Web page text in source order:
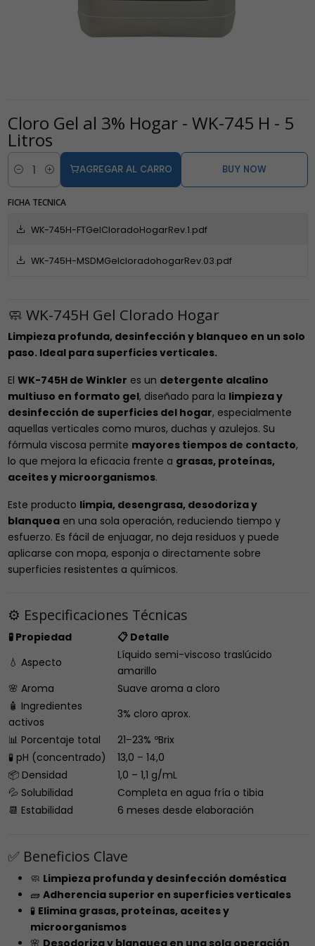
Cloro Gel al 3% Hogar - WK-745 H - 5
Litros
Cantidad
AGREGAR AL CARRO BUY NOW
FICHA TECNICA
WK-745H-FTGelCloradoHogarRev.1.pdf
WK-745H-MSDMGelcloradohogarRev.03.pdf
🧼 WK-745H Gel Clorado Hogar
Limpieza profunda, desinfección y blanqueo en un solo
paso. Ideal para superficies verticales.
El WK-745H de Winkler es un detergente alcalino
multiuso en formato gel, diseñado para la limpieza y
desinfección de superficies del hogar, especialmente
aquellas verticales como muros, duchas y azulejos. Su
fórmula viscosa permite mayores tiempos de contacto,
lo que mejora la eficacia frente a grasas, proteínas,
aceites y microorganismos.
Este producto limpia, desengrasa, desodoriza y
blanqueaen una sola operación, reduciendo tiempo y
esfuerzo. Es fácil de enjuagar, no deja residuos y puede
aplicarse con mopa, esponja o directamente sobre
superficies resistentes a químicos.
⚙️ Especificaciones Técnicas
🧪 Propiedad
📋 Detalle
💧 Aspecto
Líquido semi-viscoso traslúcido
amarillo
🌸 Aroma
Suave aroma a cloro
🧴 Ingredientes
activos
3% cloro aprox.
📊 Porcentaje total
21–23% ºBrix
🧪 pH (concentrado)
13,0 – 14,0
📦 Densidad
1,0 – 1,1 g/mL
💦 Solubilidad
Completa en agua fría o tibia
📆 Estabilidad
6 meses desde elaboración
✅ Beneficios Clave
🧼 Limpieza profunda y desinfección doméstica
🧱 Adherencia superior en superficies verticales
🧪 Elimina grasas, proteínas, aceites y
microorganismos
🌸 Desodoriza y blanquea en una sola operación